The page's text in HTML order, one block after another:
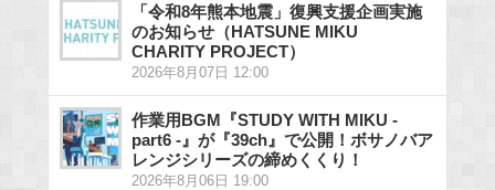
「令和8年熊本地震」復興支援企画実施
のお知らせ（HATSUNE MIKU
CHARITY PROJECT）
2026年8月07日 12:00
作業用BGM『STUDY WITH MIKU -
part6 -』が『39ch』で公開！ボサノバア
レンジシリーズの締めくくり！
2026年8月06日 19:00